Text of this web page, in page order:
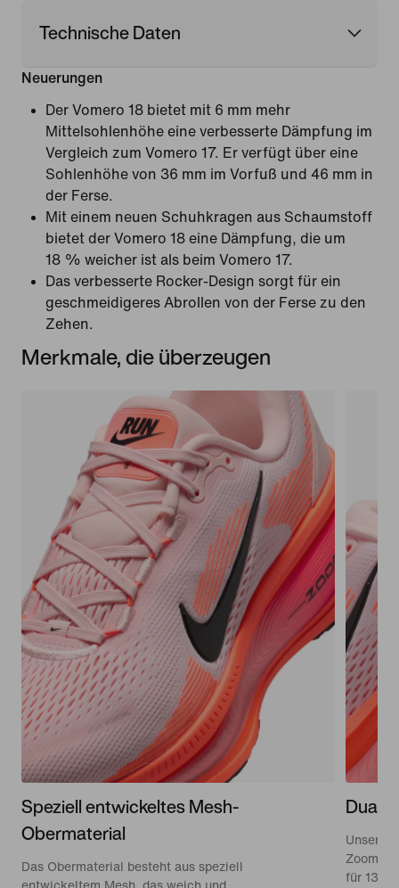
Technische Daten
Neuerungen
Der Vomero 18 bietet mit 6 mm mehr
Mittelsohlenhöhe eine verbesserte Dämpfung im
Vergleich zum Vomero 17. Er verfügt über eine
Sohlenhöhe von 36 mm im Vorfuß und 46 mm in
der Ferse.
Mit einem neuen Schuhkragen aus Schaumstoff
bietet der Vomero 18 eine Dämpfung, die um
18 % weicher ist als beim Vomero 17.
Das verbesserte Rocker-Design sorgt für ein
geschmeidigeres Abrollen von der Ferse zu den
Zehen.
Merkmale, die überzeugen
Speziell entwickeltes Mesh-
Obermaterial
Das Obermaterial besteht aus speziell
entwickeltem Mesh, das weich und
Dual-
Unsere
ZoomX-
für 13 %